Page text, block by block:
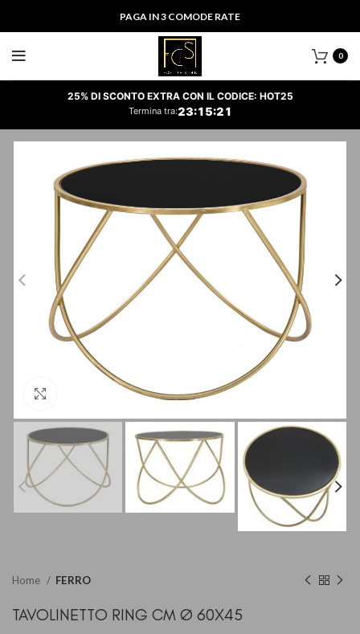
PAGA IN 3 COMODE RATE
0
25% DI SCONTO EXTRA CON IL CODICE: HOT25
Termina tra:23:15:21
Clicca per ingrandire
Home FERRO
TAVOLINETTO RING CM Ø 60X45